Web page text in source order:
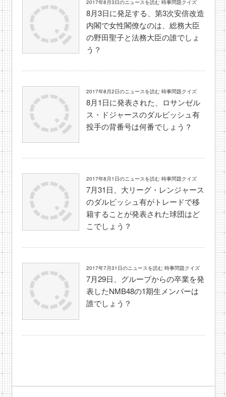
2017年8月3日のニュースを読む 時事問題クイズ
8月3日に発足する、第3次安倍改造
内閣で女性閣僚なのは、総務大臣
の野田聖子と法務大臣の誰でしょ
う？
2017年8月2日のニュースを読む 時事問題クイズ
8月1日に発表された、ロサンゼル
ス・ドジャースのダルビッシュ有
投手の背番号は何番でしょう？
2017年8月1日のニュースを読む 時事問題クイズ
7月31日、大リーグ・レンジャース
のダルビッシュ有がトレードで移
籍することが発表された球団はど
こでしょう？
2017年7月31日のニュースを読む 時事問題クイズ
7月29日、グループからの卒業を発
表したNMB48の1期生メンバーは
誰でしょう？